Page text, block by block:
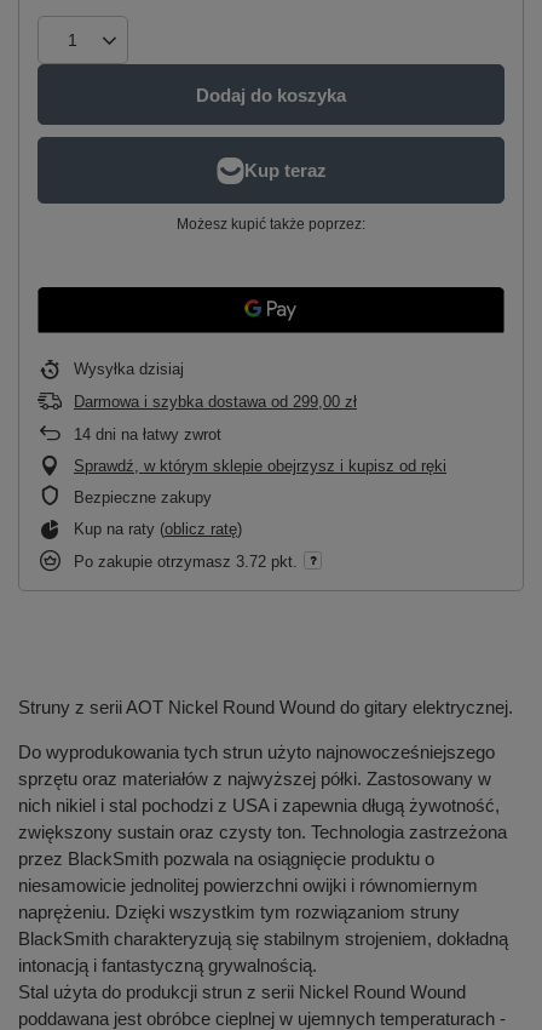
Dodaj do koszyka
Możesz kupić także poprzez:
Wysyłka dzisiaj
Darmowa i szybka dostawa od 299,00 zł
14 dni na łatwy zwrot
Sprawdź, w którym sklepie obejrzysz i kupisz od ręki
Bezpieczne zakupy
Kup na raty (oblicz ratę)
Po zakupie otrzymasz 3.72 pkt.
Struny z serii AOT Nickel Round Wound do gitary elektrycznej.
Do wyprodukowania tych strun użyto najnowocześniejszego
sprzętu oraz materiałów z najwyższej półki. Zastosowany w
nich nikiel i stal pochodzi z USA i zapewnia długą żywotność,
zwiększony sustain oraz czysty ton. Technologia zastrzeżona
przez BlackSmith pozwala na osiągnięcie produktu o
niesamowicie jednolitej powierzchni owijki i równomiernym
naprężeniu. Dzięki wszystkim tym rozwiązaniom struny
BlackSmith charakteryzują się stabilnym strojeniem, dokładną
intonacją i fantastyczną grywalnością.
Stal użyta do produkcji strun z serii Nickel Round Wound
poddawana jest obróbce cieplnej w ujemnych temperaturach -